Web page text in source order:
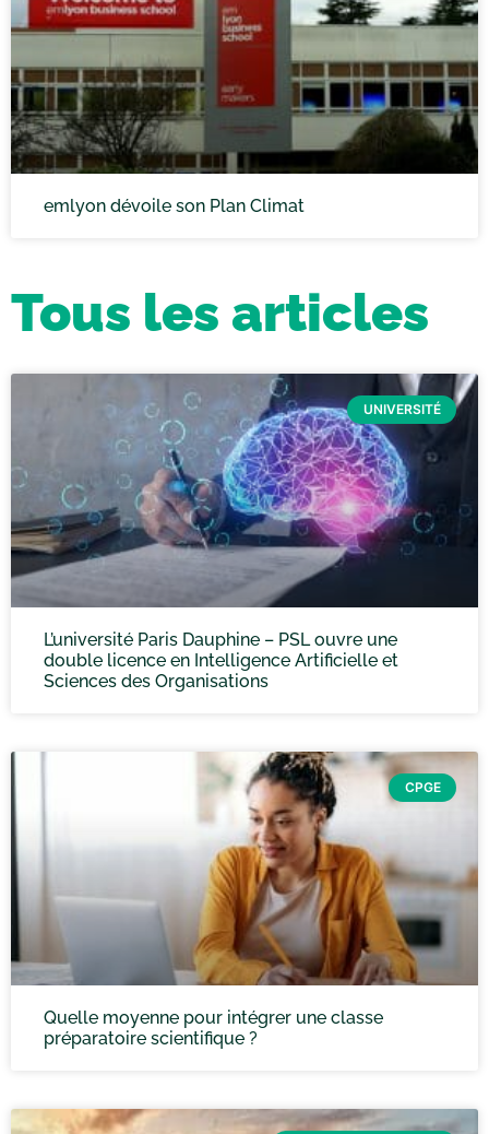
emlyon dévoile son Plan Climat
Tous les articles
UNIVERSITÉ
L’université Paris Dauphine – PSL ouvre une
double licence en Intelligence Artificielle et
Sciences des Organisations
CPGE
Quelle moyenne pour intégrer une classe
préparatoire scientifique ?